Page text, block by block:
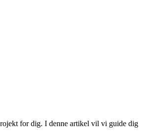
for dig. I denne artikel vil vi guide dig